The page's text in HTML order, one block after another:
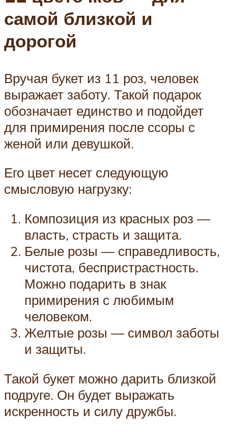
самой близкой и
дорогой
Вручая букет из 11 роз, человек
выражает заботу. Такой подарок
обозначает единство и подойдет
для примирения после ссоры с
женой или девушкой.
Его цвет несет следующую
смысловую нагрузку:
Композиция из красных роз —
власть, страсть и защита.
Белые розы — справедливость,
чистота, беспристрастность.
Можно подарить в знак
примирения с любимым
человеком.
Желтые розы — символ заботы
и защиты.
Такой букет можно дарить близкой
подруге. Он будет выражать
искренность и силу дружбы.